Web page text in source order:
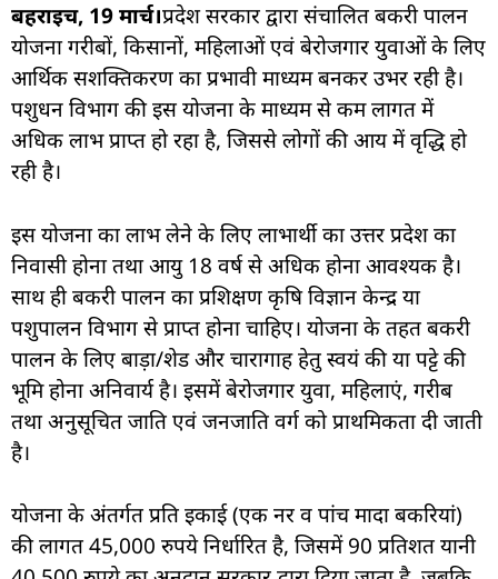
बहराइच, 19 मार्च।प्रदेश सरकार द्वारा संचालित बकरी पालन
योजना गरीबों, किसानों, महिलाओं एवं बेरोजगार युवाओं के लिए
आर्थिक सशक्तिकरण का प्रभावी माध्यम बनकर उभर रही है।
पशुधन विभाग की इस योजना के माध्यम से कम लागत में
अधिक लाभ प्राप्त हो रहा है, जिससे लोगों की आय में वृद्धि हो
रही है।
इस योजना का लाभ लेने के लिए लाभार्थी का उत्तर प्रदेश का
निवासी होना तथा आयु 18 वर्ष से अधिक होना आवश्यक है।
साथ ही बकरी पालन का प्रशिक्षण कृषि विज्ञान केन्द्र या
पशुपालन विभाग से प्राप्त होना चाहिए। योजना के तहत बकरी
पालन के लिए बाड़ा/शेड और चारागाह हेतु स्वयं की या पट्टे की
भूमि होना अनिवार्य है। इसमें बेरोजगार युवा, महिलाएं, गरीब
तथा अनुसूचित जाति एवं जनजाति वर्ग को प्राथमिकता दी जाती
है।
योजना के अंतर्गत प्रति इकाई (एक नर व पांच मादा बकरियां)
की लागत 45,000 रुपये निर्धारित है, जिसमें 90 प्रतिशत यानी